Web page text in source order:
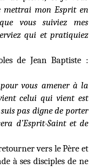
mettrai mon Esprit en
que vous suiviez mes
qui et pratiquiez
de Jean Baptiste :
vous amener à la
celui qui vient est
pas digne de porter
d’Esprit-Saint et de
vers le Père et
à ses disciples de ne